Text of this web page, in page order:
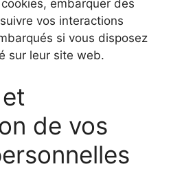
embarquer des
vos interactions
si vous disposez
sur leur site web.
de vos